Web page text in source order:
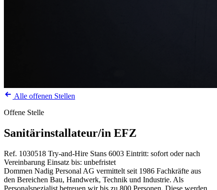
Alle offenen Stellen
Offene Stelle
Sanitärinstallateur/in EFZ
Ref. 1030518 Try-and-Hire Stans 6003 Eintritt: sofort oder nach
Vereinbarung Einsatz bis: unbefristet
Dommen Nadig Personal AG vermittelt seit 1986 Fachkräfte aus
den Bereichen Bau, Handwerk, Technik und Industrie. Als
Personalspezialist betreuen wir bis zu 800 Personen. Diese werden